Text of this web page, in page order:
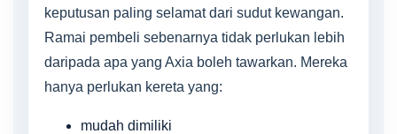
keputusan paling selamat dari sudut kewangan.
Ramai pembeli sebenarnya tidak perlukan lebih
daripada apa yang Axia boleh tawarkan. Mereka
hanya perlukan kereta yang:
mudah dimiliki